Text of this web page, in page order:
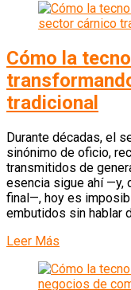
Cómo la
tradicional
Durante décadas, el
sinónimo de oficio,
transmitidos de
esencia sigue ahí —y,
final—, hoy es
embutidos sin hablar
Leer Más